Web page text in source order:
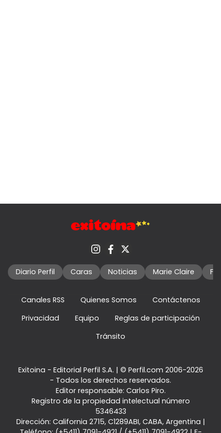
Diario Perfil Caras Noticias Marie Claire
Canales RSS Quienes Somos
Contáctenos
Privacidad
Equipo
Reglas de participación
Tránsito
Exitoina - Editorial Perfil S.A. | © Perfil.com 2006-2026
- Todos los derechos reservados.
Editor responsable: Carlos Piro.
Registro de la propiedad intelectual número
5346433
Dirección: California 2715, C1289ABI, CABA, Argentina |